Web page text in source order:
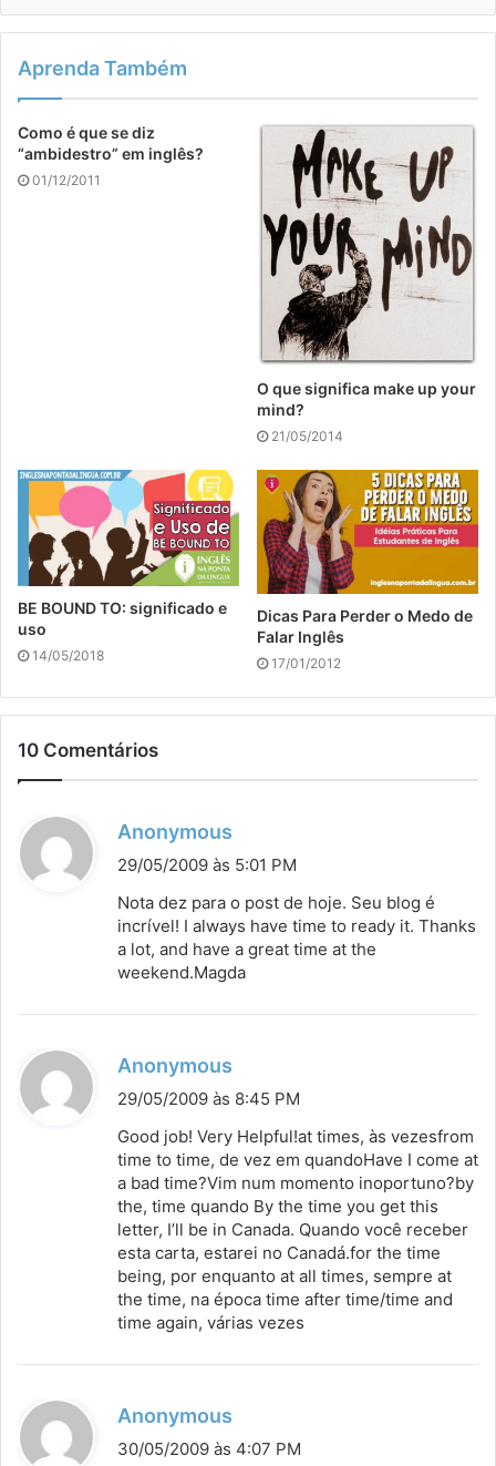
Aprenda Também
Como é que se diz
“ambidestro” em inglês?
01/12/2011
O que significa make up your
mind?
21/05/2014
BE BOUND TO: significado e
uso
14/05/2018
Dicas Para Perder o Medo de
Falar Inglês
17/01/2012
10 Comentários
Anonymous
i
s
e
:
29/05/2009 às 5:01 PM
Nota dez para o post de hoje. Seu blog é
incrível! I always have time to ready it. Thanks
a lot, and have a great time at the
weekend.Magda
Anonymous
i
s
e
:
29/05/2009 às 8:45 PM
Good job! Very Helpful!at times, às vezesfrom
time to time, de vez em quandoHave I come at
a bad time?Vim num momento inoportuno?by
the, time quando By the time you get this
letter, I’ll be in Canada. Quando você receber
esta carta, estarei no Canadá.for the time
being, por enquanto at all times, sempre at
the time, na época time after time/time and
time again, várias vezes
Anonymous
30/05/2009 às 4:07 PM